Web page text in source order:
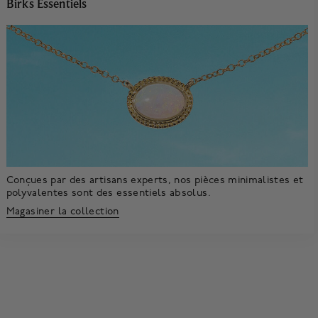
Birks Essentiels
Conçues par des artisans experts, nos pièces minimalistes et
polyvalentes sont des essentiels absolus.
Magasiner la collection